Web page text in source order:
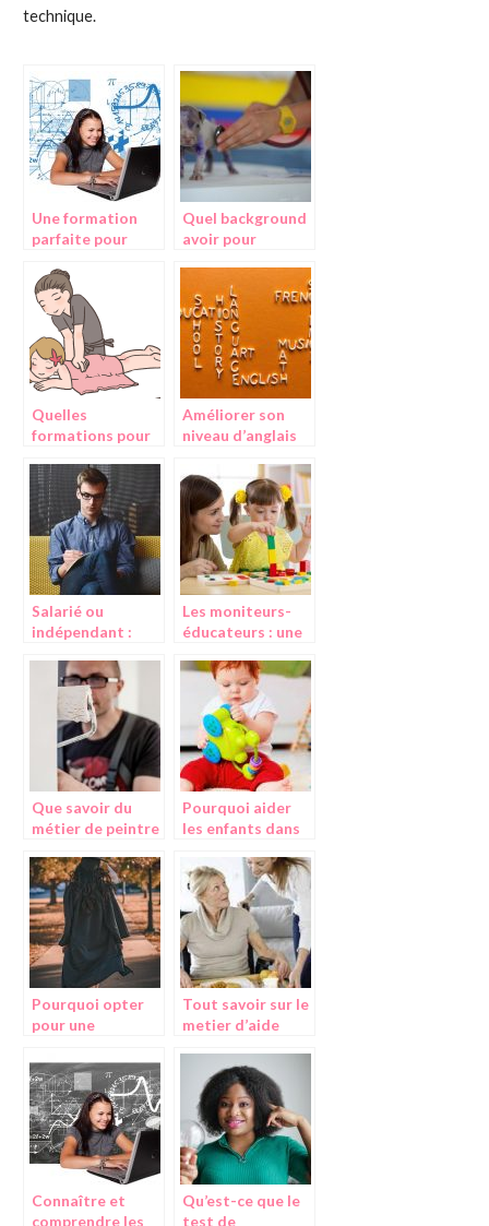
technique.
Une formation
parfaite pour
esprit
d’entrepreneur
Quel background
avoir pour
Quelles
formations pour
d’esthéticienne
Améliorer son
niveau d’anglais
Salarié ou
indépendant :
professionnelle
choisir ?
Les moniteurs-
éducateurs : une
les enfants en
difficulté sociale,
physique ou
mentale
Que savoir du
métier de peintre
Pourquoi aider
les enfants dans
des experiences
sensorielles ?
Pourquoi opter
pour une
diplomante ?
Tout savoir sur le
metier d’aide
psychologique
Connaître et
comprendre les
Qu’est-ce que le
test de